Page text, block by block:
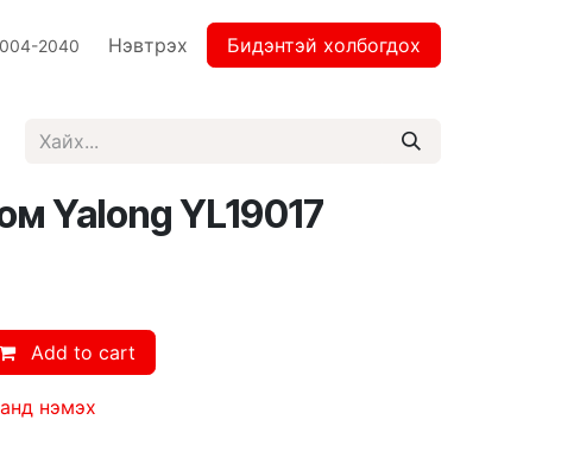
2040 Нэвтрэх Бидэнтэй холбогдох
Yalong YL19017
Add to cart
нэмэх